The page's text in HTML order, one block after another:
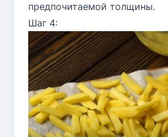
предпочитаемой толщины.
Шаг 4: